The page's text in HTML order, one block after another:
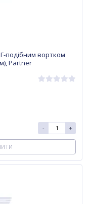
подібним вортком
Partner
- +